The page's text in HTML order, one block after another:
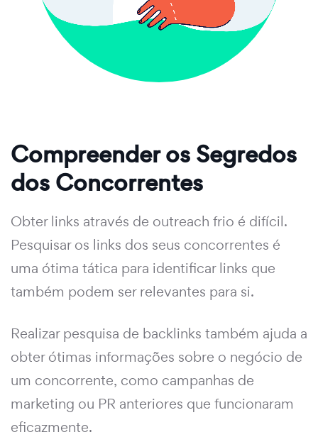
Compreender os Segredos
dos Concorrentes
Obter links através de outreach frio é difícil.
Pesquisar os links dos seus concorrentes é
uma ótima tática para identificar links que
também podem ser relevantes para si.
Realizar pesquisa de backlinks também ajuda a
obter ótimas informações sobre o negócio de
um concorrente, como campanhas de
marketing ou PR anteriores que funcionaram
eficazmente.